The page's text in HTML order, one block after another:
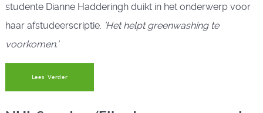
studente Dianne Hadderingh duikt in het onderwerp voor
haar afstudeerscriptie. ’Het helpt greenwashing te
voorkomen.’
Lees Verder